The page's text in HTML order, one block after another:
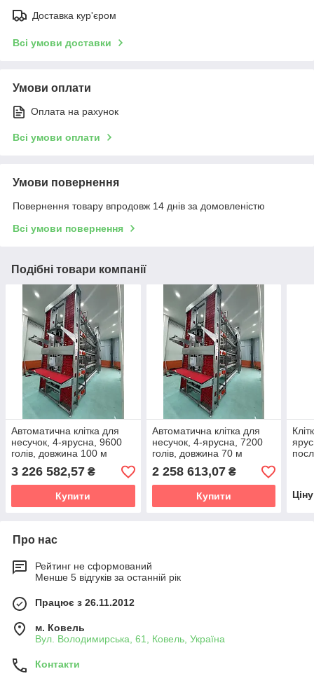
Доставка кур'єром
Всі умови доставки
Умови оплати
Оплата на рахунок
Всі умови оплати
Умови повернення
Повернення товару впродовж 14 днів за домовленістю
Всі умови повернення
Подібні товари компанії
Автоматична клітка для
несучок, 4-ярусна, 9600
голів, довжина 100 м
3 226 582,57 ₴
Купити
Автоматична клітка для
несучок, 4-ярусна, 7200
голів, довжина 70 м
2 258 613,07₴
Купити
Про нас
Рейтинг не сформований
Менше 5 відгуків за останній рік
Працює з 26.11.2012
м. Ковель
Вул. Володимирська, 61, Ковель, Україна
Контакти